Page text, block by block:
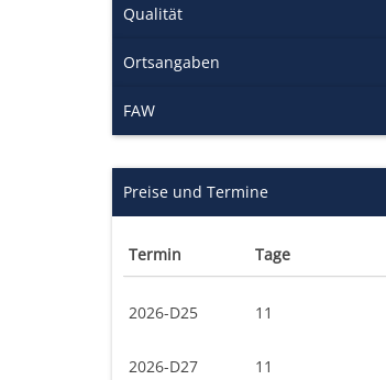
Qualität
Ortsangaben
FAW
Preise und Termine
Termin Tage
2026-D25 11
2026-D27 11